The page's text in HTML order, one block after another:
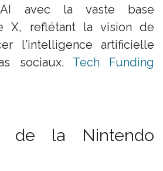
avec la vaste base
X, reflétant la vision de
l'intelligence artificielle
sociaux.
Tech Funding
de la Nintendo